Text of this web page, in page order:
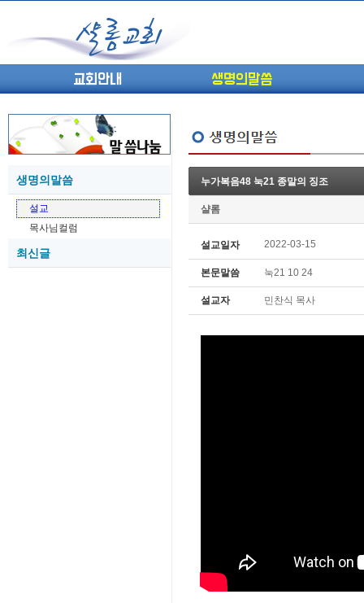
교회안내 생명의말씀
생명의말씀
설교
목사님컬럼
최신글
05-26 (고린도전서12) 고전7:23-40 ...
05-20 (고린도전서10) 고전6:1~11 ...
05-20 (고린도전서9) 고전5:1-13 ...
05-18 (고린도전서7) 고전4:1-8 판...
누가복음48 눅21 종말의 징조
샬롬
설교일자 2022-03-15
본문말씀 눅21 10 24
설교자 민찬식 목사